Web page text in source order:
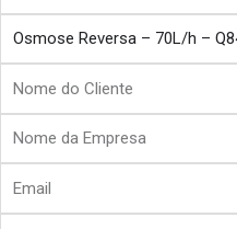
produto
Cliente
Nome
Empresa